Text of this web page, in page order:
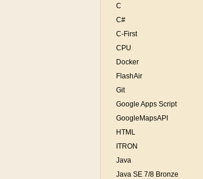
C
C#
C-First
CPU
Docker
FlashAir
Git
Google Apps Script
GoogleMapsAPI
HTML
ITRON
Java
Java SE 7/8 Bronze